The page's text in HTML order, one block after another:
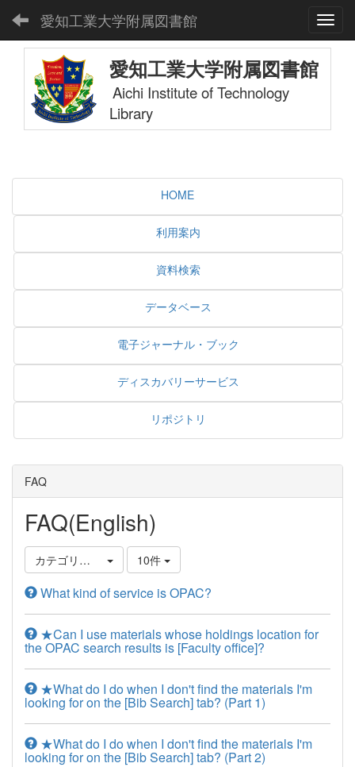
愛知工業大学附属図書館
愛知工業大学附属図書館
Aichi Institute of Technology
Library
HOME
利用案内
資料検索
データベース
電子ジャーナル・ブック
ディスカバリーサービス
リポジトリ
FAQ
FAQ(English)
カテゴリ選択 10件
What kind of service is OPAC?
★Can I use materials whose holdings location for
the OPAC search results is [Faculty office]?
★What do I do when I don't find the materials I'm
looking for on the [Bib Search] tab? (Part 1)
★What do I do when I don't find the materials I'm
looking for on the [Bib Search] tab? (Part 2)